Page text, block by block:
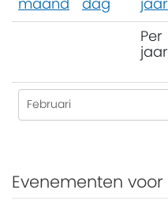
Per
jaar
Evenementen voor